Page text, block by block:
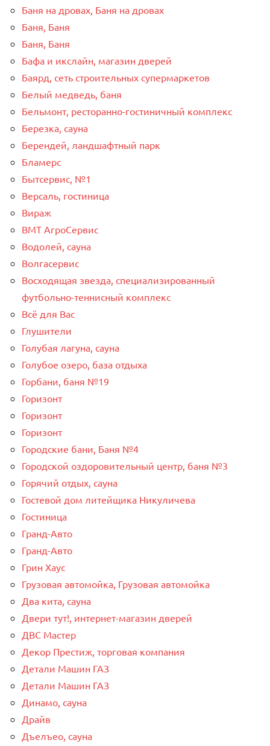
Баня на дровах, Баня на дровах
Баня, Баня
Баня, Баня
Бафа и икслайн, магазин дверей
Баярд, сеть строительных супермаркетов
Белый медведь, баня
Бельмонт, ресторанно-гостиничный комплекс
Березка, сауна
Берендей, ландшафтный парк
Бламерс
Бытсервис, №1
Версаль, гостиница
Вираж
ВМТ АгроСервис
Водолей, сауна
Волгасервис
Восходящая звезда, специализированный
футбольно-теннисный комплекс
Всё для Вас
Глушители
Голубая лагуна, сауна
Голубое озеро, база отдыха
Горбани, баня №19
Горизонт
Горизонт
Горизонт
Городские бани, Баня №4
Городской оздоровительный центр, баня №3
Горячий отдых, сауна
Гостевой дом литейщика Никуличева
Гостиница
Гранд-Авто
Гранд-Авто
Грин Хаус
Грузовая автомойка, Грузовая автомойка
Два кита, сауна
Двери тут!, интернет-магазин дверей
ДВС Мастер
Декор Престиж, торговая компания
Детали Машин ГАЗ
Детали Машин ГАЗ
Динамо, сауна
Драйв
Дъелъео, сауна